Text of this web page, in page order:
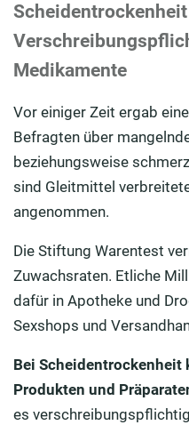
Medikamente
Vor einiger Zeit ergab
Befragten über
beziehungsweise
sind Gleitmittel
angenommen.
Die Stiftung Warentest
Zuwachsraten. Etliche
dafür in Apotheke und
Sexshops und
Bei Scheidentrockenheit
Produkten und
es